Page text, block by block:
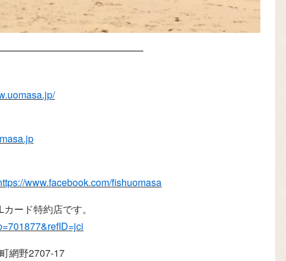
www.facebook.com/fishuomasa
ド特約店です。
網野2707-17